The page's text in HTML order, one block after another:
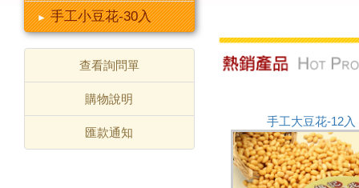
手工小豆花-30入
查看詢問單
購物說明
匯款通知
手工大豆花-12入